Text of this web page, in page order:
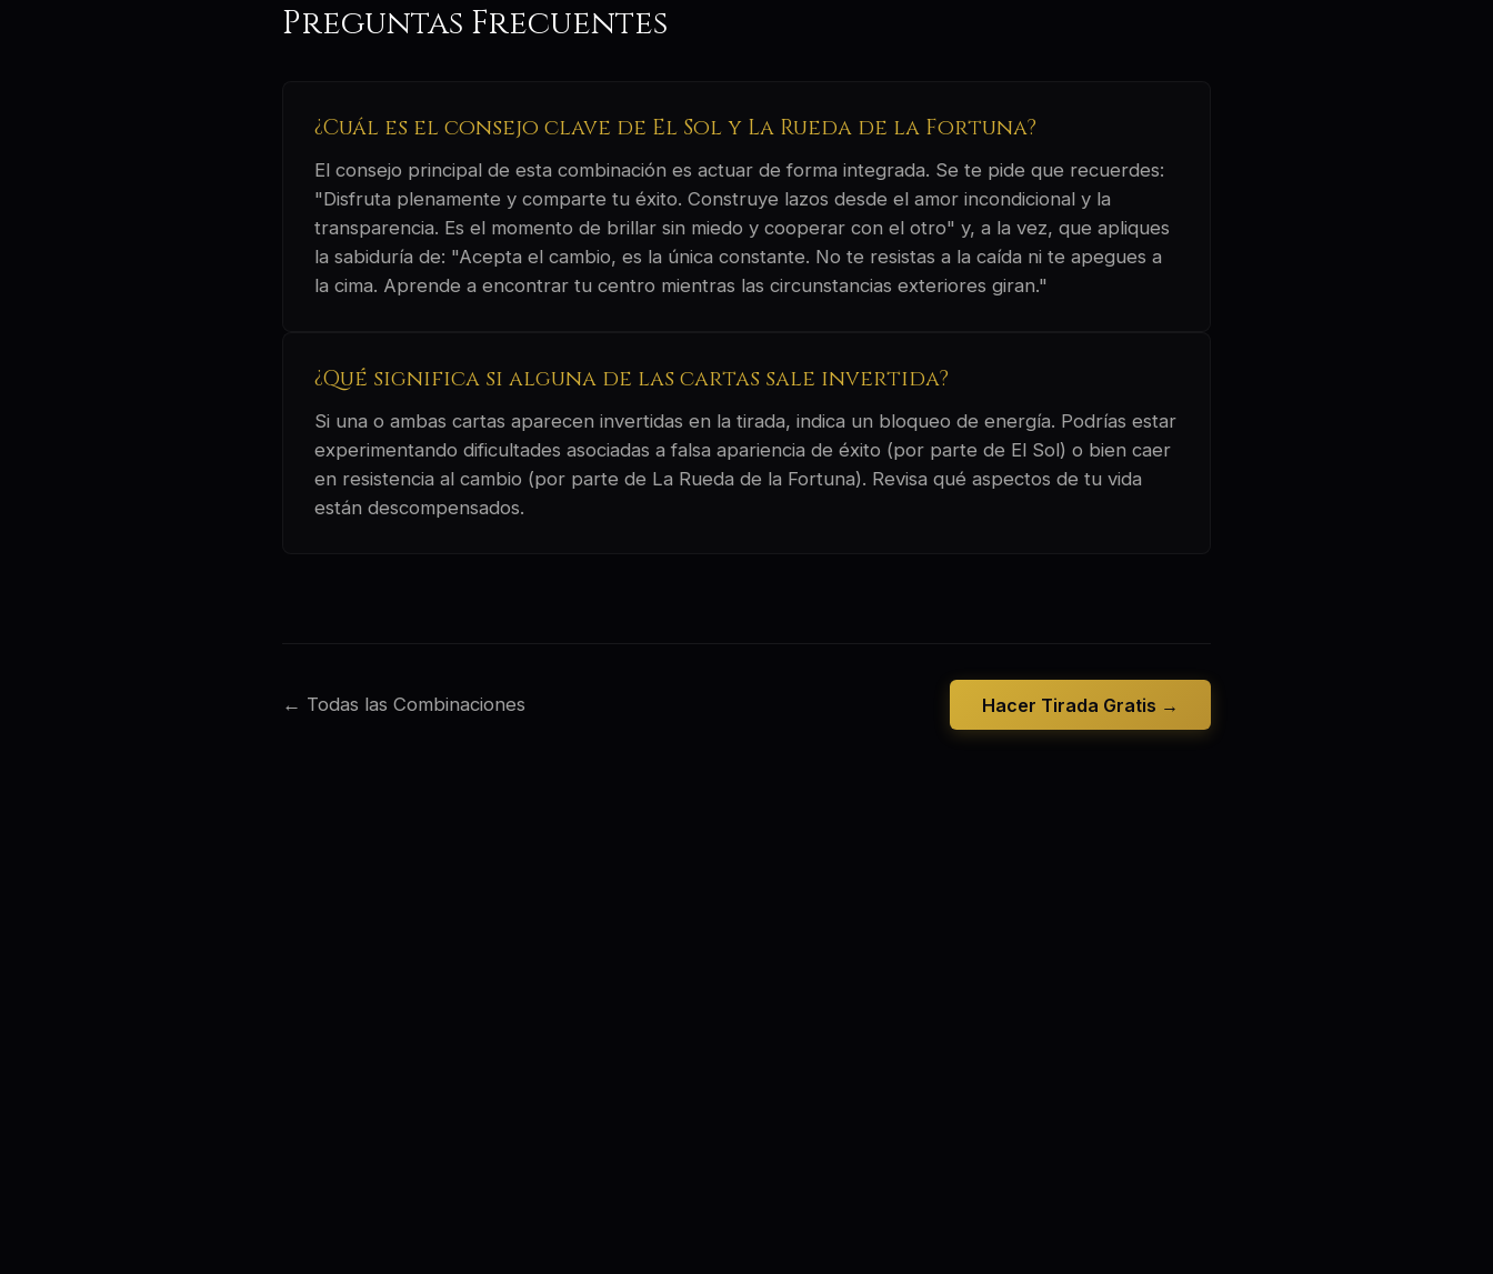
Preguntas Frecuentes
¿Cuál es el consejo clave de El Sol y La Rueda de la Fortuna?
El consejo principal de esta combinación es actuar de forma integrada. Se te pide que recuerdes:
"Disfruta plenamente y comparte tu éxito. Construye lazos desde el amor incondicional y la
transparencia. Es el momento de brillar sin miedo y cooperar con el otro" y, a la vez, que apliques
la sabiduría de: "Acepta el cambio, es la única constante. No te resistas a la caída ni te apegues a
la cima. Aprende a encontrar tu centro mientras las circunstancias exteriores giran."
¿Qué significa si alguna de las cartas sale invertida?
Si una o ambas cartas aparecen invertidas en la tirada, indica un bloqueo de energía. Podrías estar
experimentando dificultades asociadas a falsa apariencia de éxito (por parte de El Sol) o bien caer
en resistencia al cambio (por parte de La Rueda de la Fortuna). Revisa qué aspectos de tu vida
están descompensados.
← Todas las Combinaciones Hacer Tirada Gratis →